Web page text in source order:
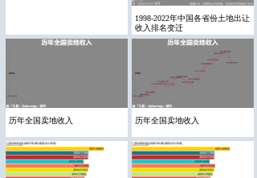
1998-2022年中国各省份土地出让
收入排名变迁
历年全国卖地收入 历年全国卖地收入